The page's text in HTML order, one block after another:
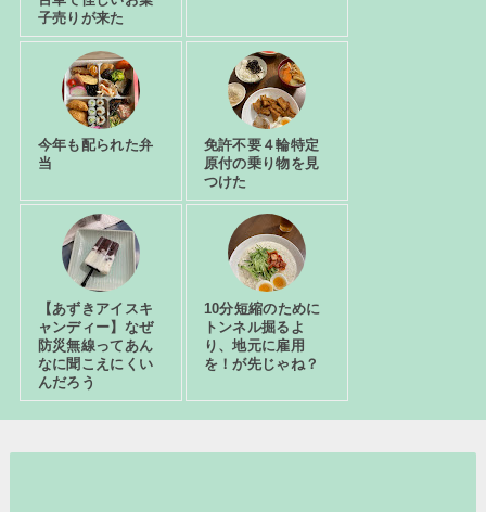
子売りが来た
今年も配られた弁
当
免許不要４輪特定
原付の乗り物を見
つけた
【あずきアイスキ
ャンディー】なぜ
防災無線ってあん
なに聞こえにくい
んだろう
10分短縮のために
トンネル掘るよ
り、地元に雇用
を！が先じゃね？